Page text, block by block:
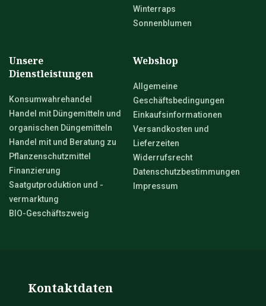
Winterraps
Sonnenblumen
Unsere
Dienstleistungen
Konsumwahrehandel
Handel mit Düngemitteln und
organischen Düngemitteln
Handel mit und Beratung zu
Pflanzenschutzmittel
Finanzierung
Saatgutproduktion und -
vermarktung
BIO-Geschäftszweig
Webshop
Allgemeine
Geschäftsbedingungen
Einkaufsinformationen
Versandkosten und
Lieferzeiten
Widerrufsrecht
Datenschutzbestimmungen
Impressum
Kontaktdaten